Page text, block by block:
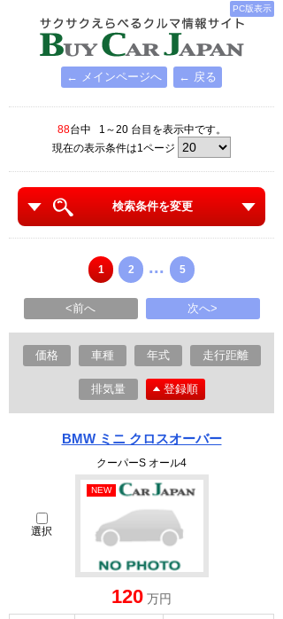
PC版表示
← メインページへ ← 戻る
88台中 1～20 台目を表示中です。
現在の表示条件は1ページ
検索条件を変更
1 2 ... 5
<前へ 次へ>
価格 車種 年式 走行距離
排気量 登録順
BMW ミニ クロスオーバー
クーパーS オール4
選択
NEW
120 万円